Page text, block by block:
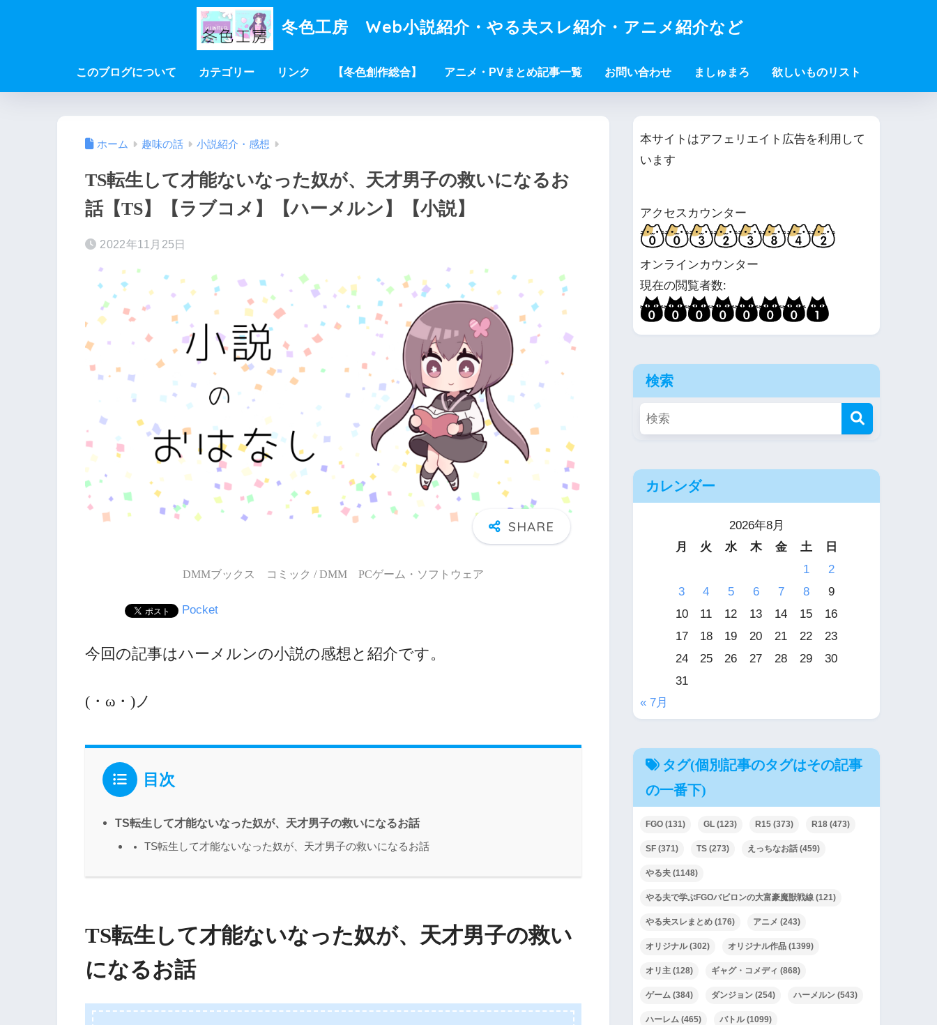
冬色工房 Web小説紹介・やる夫スレ紹介・アニメ紹介など
このブログについて カテゴリー リンク 【冬色創作総合】 アニメ・PVまとめ記事一覧 お問い合わせ ましゅまろ 欲しいものリスト
ホーム 趣味の話 小説紹介・感想
TS転生して才能ないなった奴が、天才男子の救いになるお
話【TS】【ラブコメ】【ハーメルン】【小説】
2022年11月25日
DMMブックス コミック / DMM PCゲーム・ソフトウェア
Pocket
今回の記事はハーメルンの小説の感想と紹介です。
(・ω・)ノ
目次
TS転生して才能ないなった奴が、天才男子の救いになるお話
TS転生して才能ないなった奴が、天才男子の救いになるお話
TS転生して才能ないなった奴が、天才男子の救い
になるお話
本サイトはアフェリエイト広告を利用して
います
アクセスカウンター
オンラインカウンター
現在の閲覧者数:
検索
カレンダー
2026年8月
月
火 水 木 金 土
日
1
2
3
4 5 6 7 8
9
10
11 12 13 14 15
16
17
18 19 20 21 22
23
24
25 26 27 28 29
30
31
« 7月
タグ(個別記事のタグはその記事
の一番下)
FGO (131) GL (123) R15 (373) R18 (473)
SF (371) TS (273) えっちなお話 (459)
やる夫 (1148)
やる夫で学ぶFGOバビロンの大富豪魔獣戦線 (121)
やる夫スレまとめ (176) アニメ (243)
オリジナル(302) オリジナル作品 (1399)
オリ主 (128) ギャグ・コメディ (868)
ゲーム (384) ダンジョン (254) ハーメルン (543)
ハーレム (465) バトル(1099)